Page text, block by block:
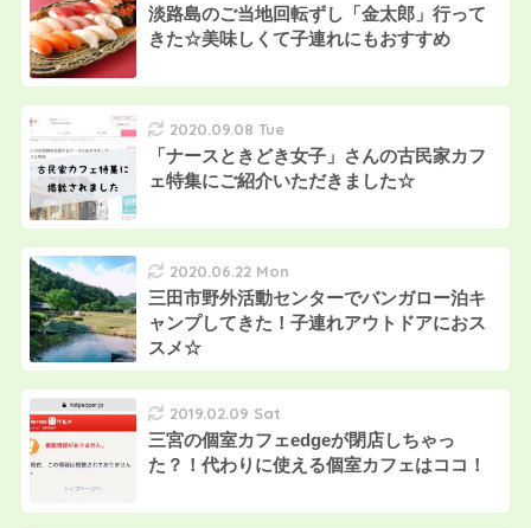
淡路島のご当地回転ずし「金太郎」行って
きた☆美味しくて子連れにもおすすめ
2020.09.08 Tue
「ナースときどき女子」さんの古民家カフ
ェ特集にご紹介いただきました☆
2020.06.22 Mon
三田市野外活動センターでバンガロー泊キ
ャンプしてきた！子連れアウトドアにおス
スメ☆
2019.02.09 Sat
三宮の個室カフェedgeが閉店しちゃっ
た？！代わりに使える個室カフェはココ！